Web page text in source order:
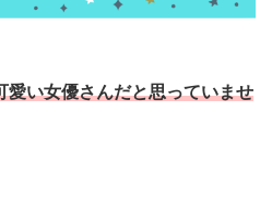
愛い女優さんだと思っていませ